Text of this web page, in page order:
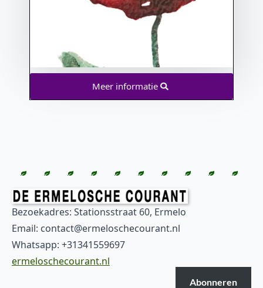
Meer informatie
Bezoekadres: Stationsstraat 60, Ermelo
Email: contact@ermeloschecourant.nl
Whatsapp: +31341559697
ermeloschecourant.nl
Abonneren